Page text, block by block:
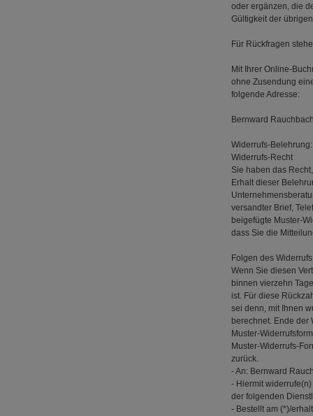
oder ergänzen, die
Gültigkeit der
Für Rückfragen
Mit Ihrer Online-
ohne Zusendung
folgende Adresse:
Bernward
Widerrufs-Belehrung:
Widerrufs-Recht
Sie haben das
Erhalt dieser
versandter Brief,
beigefügte Muster-
dass Sie die
Folgen des Widerrufs
Wenn Sie diesen
binnen vierzehn
ist. Für diese
sei denn, mit Ihnen
berechnet. Ende der
Muster-
Muster-Widerrufs-
zurück.
- An: Bernward
- Hiermit
der folgenden
- Bestellt am (*)/